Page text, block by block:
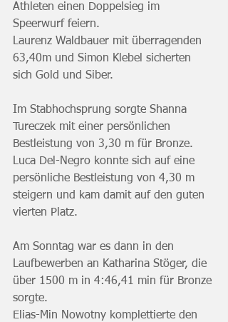
Athleten einen Doppelsieg im
Speerwurf feiern.
Laurenz Waldbauer mit überragenden
63,40m und Simon Klebel sicherten
sich Gold und Siber.
Im Stabhochsprung sorgte Shanna
Tureczek mit einer persönlichen
Bestleistung von 3,30 m für Bronze.
Luca Del-Negro konnte sich auf eine
persönliche Bestleistung von 4,30 m
steigern und kam damit auf den guten
vierten Platz.
Am Sonntag war es dann in den
Laufbewerben an Katharina Stöger, die
über 1500 m in 4:46,41 min für Bronze
sorgte.
Elias-Min Nowotny komplettierte den